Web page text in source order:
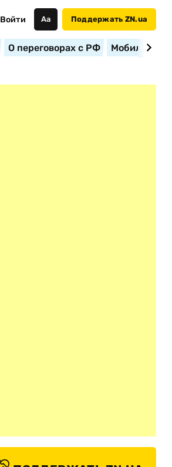
Войти Аа Поддержать ZN.ua
О переговорах с РФ